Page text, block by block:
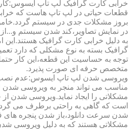
خرابی کارت گرافیک لپ تاپ
قطعات حیاتی در لپ تاپ هاست که
بروز مشکلات جدی در سیستم
در نمایش تصاویر،کند شدن سیستم
به دلیل خرابی کارت گرافیک هستند.این
گرافیک بسته به نوع مشکلی که دارد
توجه به حساسیت این قطعه،این کار
متخصص حرفه ای صورت پذیرد.
ویروسی شدن لپ تاپ ایسوس:عدم
مناسب می تواند منجر به ویروسی
مشکلاتی را ایجاد نماید.ویروسی شدن
است که گاهی به راحتی برطرف می
شدن سرعت دانلود،باز شدن پنجره
مشکلاتی هستند که به دلیل ویروسی